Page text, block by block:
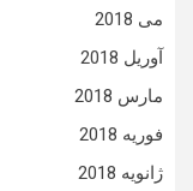
می 2018
آوریل 2018
مارس 2018
فوریه 2018
ژانویه 2018